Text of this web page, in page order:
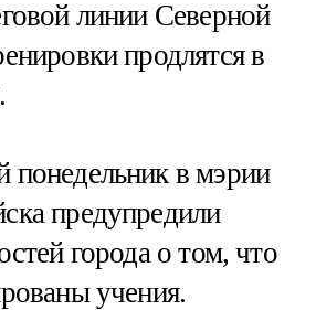
линии Северной
продлятся в
в мэрии
предупредили
города о том, что
учения.